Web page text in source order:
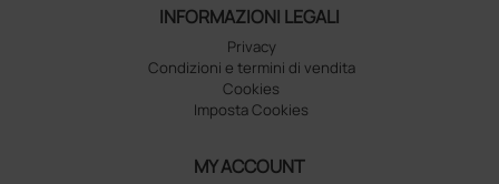
INFORMAZIONI LEGALI
Privacy
Condizioni e termini di vendita
Cookies
Imposta Cookies
MY ACCOUNT